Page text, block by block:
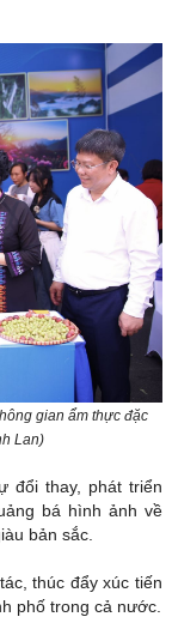
gian ẩm thực đặc
Lan)
đổi thay, phát triển
bá hình ảnh về
bản sắc.
thúc đẩy xúc tiến
phố trong cả nước.